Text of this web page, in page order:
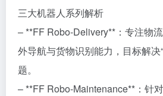
三大机器人系列解析
– **FF Robo-Delivery**：专注物
外导航与货物识别能力，目标解决
题。
– **FF Robo-Maintenance**：针